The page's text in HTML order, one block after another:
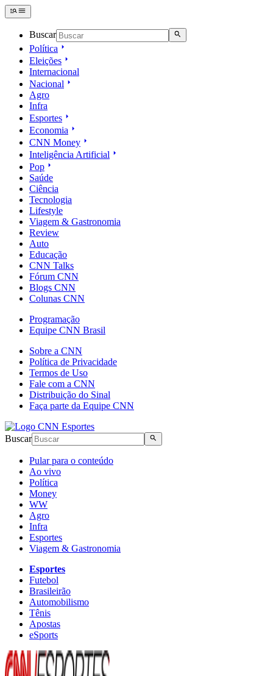
Buscar
Política
Eleições
Internacional
Nacional
Agro
Infra
Esportes
Economia
CNN Money
Inteligência Artificial
Pop
Saúde
Ciência
Tecnologia
Lifestyle
Viagem & Gastronomia
Review
Auto
Educação
CNN Talks
Fórum CNN
Blogs CNN
Colunas CNN
Programação
Equipe CNN Brasil
Sobre a CNN
Política de Privacidade
Termos de Uso
Fale com a CNN
Distribuição do Sinal
Faça parte da Equipe CNN
Buscar
Pular para o conteúdo
Ao vivo
Política
Money
WW
Agro
Infra
Esportes
Viagem & Gastronomia
Esportes
Futebol
Brasileirão
Automobilismo
Tênis
Apostas
eSports